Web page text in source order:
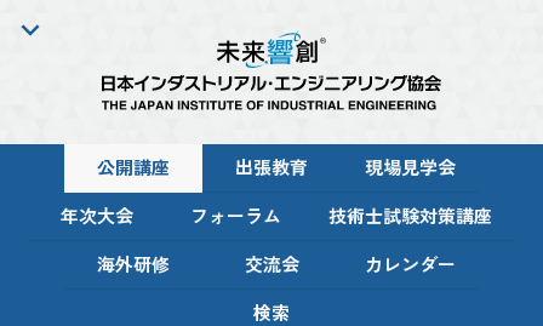
公開講座 出張教育 現場見学会
年次大会 フォーラム 技術士試験対策講座
海外研修 交流会 カレンダー
検索